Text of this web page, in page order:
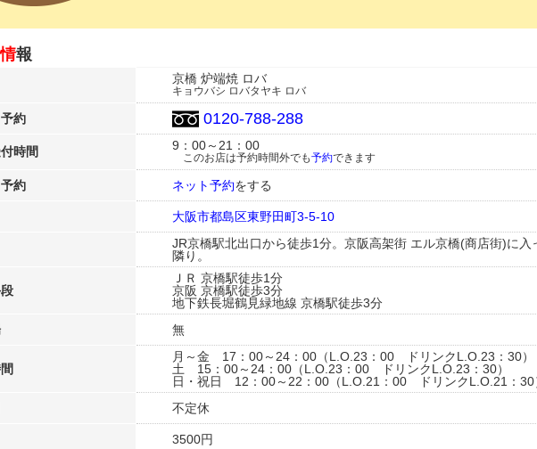
情報
京橋 炉端焼 ロバ
キョウバシ ロバタヤキ ロバ
約 0120-788-288
時間 9：00～21：00
このお店は予約時間外でも予約できます
約 ネット予約をする
大阪市都島区東野田町3-5-10
JR京橋駅北出口から徒歩1分。京阪高架街 エル京橋(商店街)に
隣り。
ＪＲ 京橋駅徒歩1分
京阪 京橋駅徒歩3分
地下鉄長堀鶴見緑地線 京橋駅徒歩3分
無
月～金 17：00～24：00（L.O.23：00 ドリンクL.O.23：30）
土 15：00～24：00（L.O.23：00 ドリンクL.O.23：30）
日・祝日 12：00～22：00（L.O.21：00 ドリンクL.O.21：30
不定休
3500円